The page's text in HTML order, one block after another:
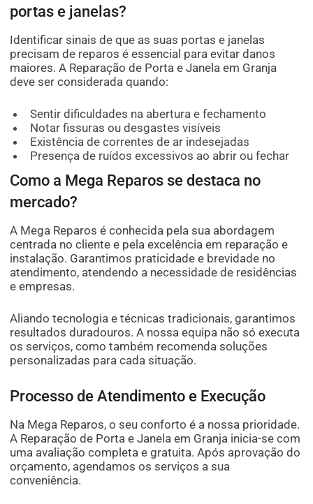
portas e janelas?
Identificar sinais de que as suas portas e janelas
precisam de reparos é essencial para evitar danos
maiores. A Reparação de Porta e Janela em Granja
deve ser considerada quando:
Sentir dificuldades na abertura e fechamento
Notar fissuras ou desgastes visíveis
Existência de correntes de ar indesejadas
Presença de ruídos excessivos ao abrir ou fechar
Como a Mega Reparos se destaca no
mercado?
A Mega Reparos é conhecida pela sua abordagem
centrada no cliente e pela excelência em reparação e
instalação. Garantimos praticidade e brevidade no
atendimento, atendendo a necessidade de residências
e empresas.
Aliando tecnologia e técnicas tradicionais, garantimos
resultados duradouros. A nossa equipa não só executa
os serviços, como também recomenda soluções
personalizadas para cada situação.
Processo de Atendimento e Execução
Na Mega Reparos, o seu conforto é a nossa prioridade.
A Reparação de Porta e Janela em Granja inicia-se com
uma avaliação completa e gratuita. Após aprovação do
orçamento, agendamos os serviços a sua
conveniência.